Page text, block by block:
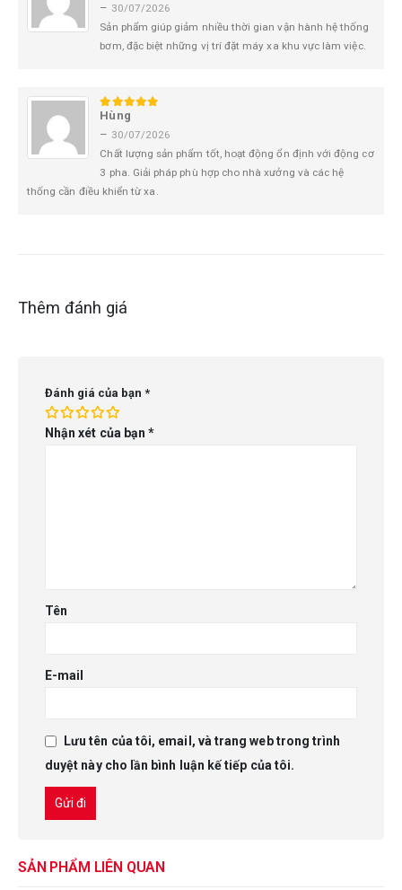
– 30/07/2026
Sản phẩm giúp giảm nhiều thời gian vận hành hệ thống
bơm, đặc biệt những vị trí đặt máy xa khu vực làm việc.
5 trên 5
Hùng
– 30/07/2026
Chất lượng sản phẩm tốt, hoạt động ổn định với động cơ
3 pha. Giải pháp phù hợp cho nhà xưởng và các hệ
thống cần điều khiển từ xa.
Thêm đánh giá
Đánh giá của bạn *
Nhận xét của bạn*
Tên
E-mail
Lưu tên của tôi, email, và trang web trong trình
duyệt này cho lần bình luận kế tiếp của tôi.
SẢN PHẨM LIÊN QUAN